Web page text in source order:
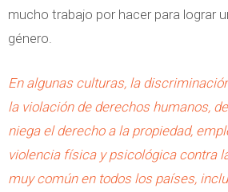
mucho trabajo por hacer para lograr
género.
En algunas culturas, la
la violación de derechos humanos,
niega el derecho a la propiedad,
violencia física y psicológica contra
muy común en todos los países,